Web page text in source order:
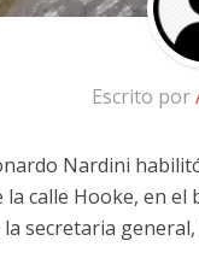
Escrito por
Nardini
calle Hooke, en
secretaria